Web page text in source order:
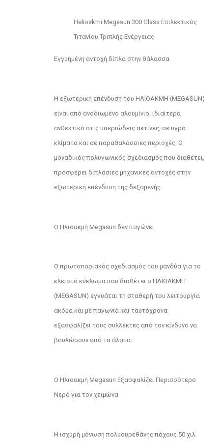
Helioakmi Megasun 300 Glass Επιλεκτικός
Τιτανίου Τριπλής Ενέργειας
Εγγυημένη αντοχή δίπλα στην θάλασσα
Η εξωτερική επένδυση του ΗΛΙΟΑΚΜΗ (MEGASUN)
είναι από ανοδιωμένο αλουμίνιο, ιδιαίτερα
ανθεκτικό στις υπεριώδεις ακτίνες, σε υγρά
κλίματα και σε παραθαλάσσιες περιοχές. Ο
μοναδικός πολυγωνικός σχεδιασμός που διαθέτει,
προσφέρει διπλάσιες μηχανικές αντοχές στην
εξωτερική επένδυση της δεξαμενής.
Ο Ηλιοακμή Megasun δεν παγώνει
Ο πρωτοποριακός σχεδιασμός του μανδύα για το
κλειστό κύκλωμα που διαθέτει ο ΗΛΙΟΑΚΜΗ
(MEGASUN) εγγυάται τη σταθερή του λειτουργία
ακόμα και με παγωνιά και ταυτόχρονα
εξασφαλίζει τους συλλέκτες από τον κίνδυνο να
βουλώσουν από τα άλατα.
Ο Ηλιοακμή Megasun Εξασφαλίζει Περισσότερο
Νερό για τον χειμώνα
Η ισχυρή μόνωση πολυουρεθάνης πάχους 50 χιλ.